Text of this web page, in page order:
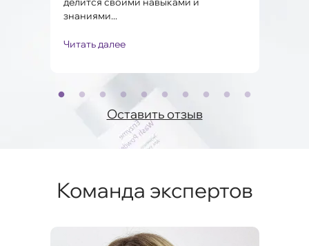
знаниями...
Читать далее
Оставить отзыв
Команда экспертов